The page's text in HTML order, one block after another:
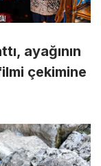
ayağının
çekimine